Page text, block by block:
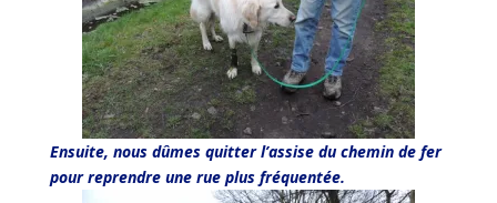
Ensuite, nous dûmes quitter l’assise du chemin de fer
pour reprendre une rue plus fréquentée.